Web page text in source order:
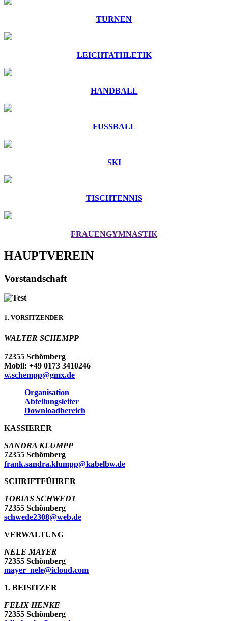
TURNEN
LEICHTATHLETIK
HANDBALL
FUSSBALL
SKI
TISCHTENNIS
FRAUENGYMNASTIK
HAUPTVEREIN
Vorstandschaft
1. VORSITZENDER
WALTER SCHEMPP
72355 Schömberg
Mobil: +49 0173 3410246
w.schempp@gmx.de
Organisation
Abteilungsleiter
Downloadbereich
KASSIERER
SANDRA KLUMPP
72355 Schömberg
frank.sandra.klumpp@kabelbw.de
SCHRIFTFÜHRER
TOBIAS SCHWEDT
72355 Schömberg
schwede2308@web.de
VERWALTUNG
NELE MAYER
72355 Schömberg
mayer_nele@icloud.com
1. BEISITZER
FELIX HENKE
72355 Schömberg